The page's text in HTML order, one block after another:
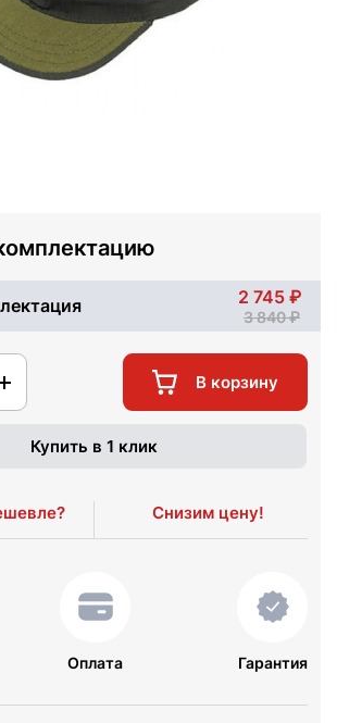
2 745
3 840
В корзину
Купить в 1 клик
Снизим цену!
Оплата Гарантия